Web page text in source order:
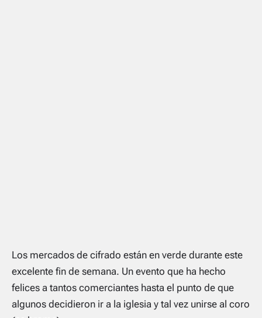
Los mercados de cifrado están en verde durante este
excelente fin de semana. Un evento que ha hecho
felices a tantos comerciantes hasta el punto de que
algunos decidieron ir a la iglesia y tal vez unirse al coro